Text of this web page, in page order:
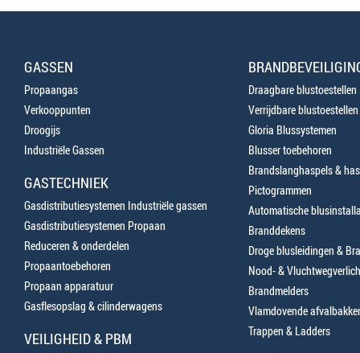
GASSEN
Propaangas
Verkooppunten
Droogijs
Industriële Gassen
GASTECHNIEK
Gasdistributiesystemen Industriële gassen
Gasdistributiesystemen Propaan
Reduceren & onderdelen
Propaantoebehoren
Propaan apparatuur
Gasflesopslag & cilinderwagens
VEILIGHEID & PBM
Draagbare blustoestellen
Verrijdbare blustoestellen
Gloria Blussystemen
Blusser toebehoren
Brandslanghaspels &
Pictogrammen
Automatische
Branddekens
Droge blusleidingen &
Nood- &
Brandmelders
Vlamdovende
Trappen & Ladders